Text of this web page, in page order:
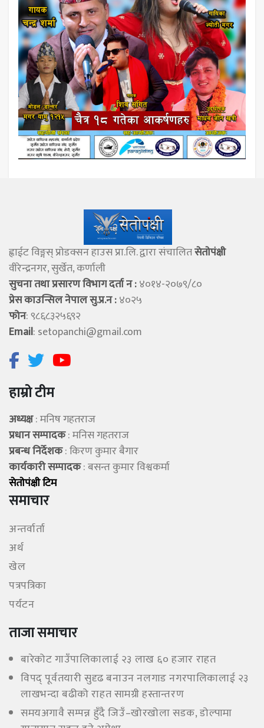
ह्वाईट विङ्गस् प्राेडक्सन हाउस प्रा.लि. द्वारा संचालितसेताेपंक्षी
वीरेन्द्रनगर, सुर्खेत, कर्णाली
सुचना तथा प्रसारण विभाग दर्ता न :४०१४-२०७९/८०
प्रेस काउन्सिल नेपाल सु.प्र.न :४०२५
फोन: ९८६८३२५६९२
Email: setopanchi@gmail.com
हाम्रो टीम
अध्यक्ष: मनिष गहतराज
प्रधान सम्पादक: मनिस गहतराज
प्रबन्ध निर्देशक: किरण कुमार बैगार
कार्यकारी सम्पादक: बसन्त कुमार विश्वकर्मा
सेताेपंक्षी टिम
समाचार
अन्तर्वार्ता
अर्थ
खेल
पत्रपत्रिका
पर्यटन
ताजा समाचार
बारेकोट गाउँपालिकालाई २३ लाख ६० हजार राहत
विपद् पूर्वतयारी सुदृढ बनाउन नलगाड नगरपालिकालाई २३
लाखभन्दा बढीको राहत सामग्री हस्तान्तरण
समयअगावै सम्पन्न हुँदै जिउँ–खोरखोला सडक, डोल्पामा